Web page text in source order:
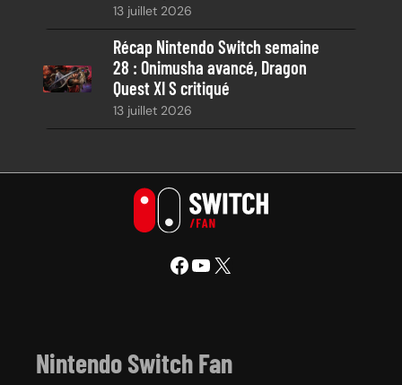
13 juillet 2026
Récap Nintendo Switch semaine
28 : Onimusha avancé, Dragon
Quest XI S critiqué
13 juillet 2026
Facebook YouTube X
Nintendo Switch Fan